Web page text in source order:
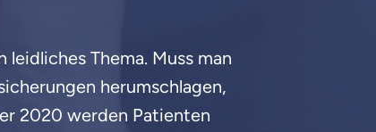
Thema. Muss man
herumschlagen,
2020 werden Patienten